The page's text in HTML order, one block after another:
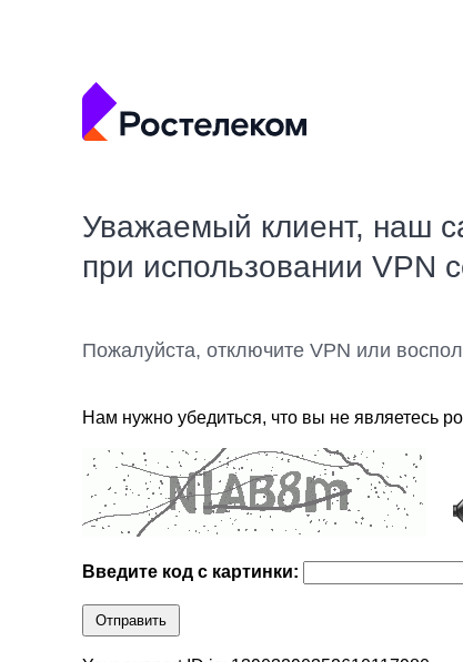
Уважаемый клиент, наш
при использовании VPN
Пожалуйста, отключите VPN или
Нам нужно убедиться, что вы не являетесь
Введите код с картинки:
Отправить